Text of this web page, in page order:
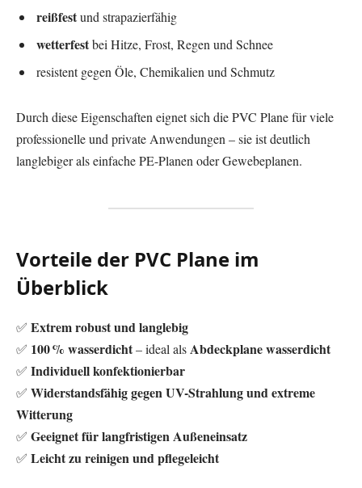
reißfestund strapazierfähig
wetterfestbei Hitze, Frost, Regen und Schnee
resistent gegen Öle, Chemikalien und Schmutz
Durch diese Eigenschaften eignet sich die PVC Plane für viele
professionelle und private Anwendungen – sie ist deutlich
langlebiger als einfache PE-Planen oder Gewebeplanen.
Vorteile der PVC Plane im
Überblick
✅ Extrem robust und langlebig
✅ 100 % wasserdicht– ideal alsAbdeckplane wasserdicht
✅ Individuell konfektionierbar
✅ Widerstandsfähig gegen UV-Strahlung und extreme
Witterung
✅ Geeignet für langfristigen Außeneinsatz
✅ Leicht zu reinigen und pflegeleicht